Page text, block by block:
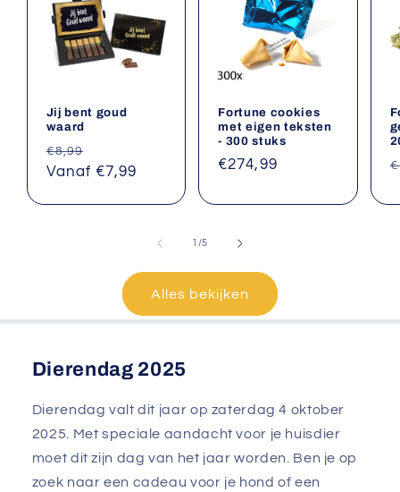
Jij bent goud
waard
Normale
prijs
€8,99
Vanaf €7,99
Fortune cookies
met eigen teksten
- 300 stuks
Normale
€274,99
1 /van
5
Alles bekijken
Dierendag 2025
Dierendag valt dit jaar op zaterdag 4 oktober
2025. Met speciale aandacht voor je huisdier
moet dit zijn dag van het jaar worden. Ben je op
zoek naar een cadeau voor je hond of een